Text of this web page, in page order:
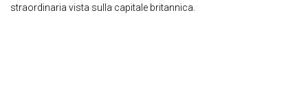
straordinaria vista sulla capitale britannica.